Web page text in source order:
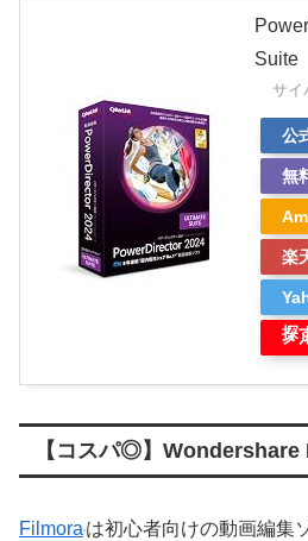
Suite
サイ
公
無
楽
探
メ
【コスパ◎】Wondershare
Filmora は初心者向けの動画編集